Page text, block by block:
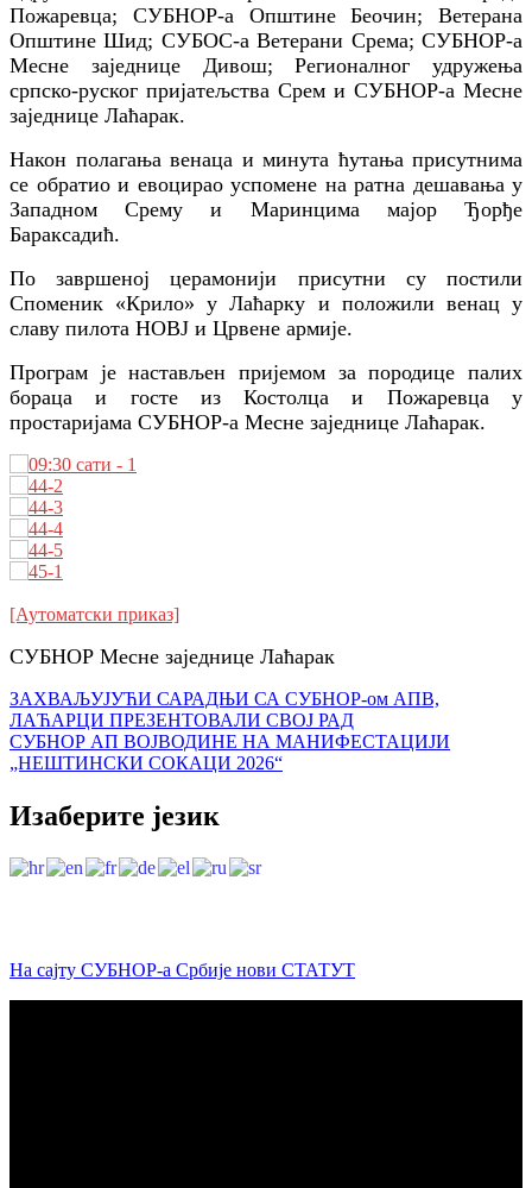
Пожаревца; СУБНОР-а Општине Беочин; Ветерана
Општине Шид; СУБОС-а Ветерани Срема; СУБНОР-а
Месне заједнице Дивош; Регионалног удружења
српско-руског пријатељства Срем и СУБНОР-а Месне
заједнице Лаћарак.
Након полагања венаца и минута ћутања присутнима
се обратио и евоцирао успомене на ратна дешавања у
Западном Срему и Маринцима мајор Ђорђе
Бараксадић.
По завршеној церамонији присутни су постили
Споменик «Крило» у Лаћарку и положили венац у
славу пилота НОВЈ и Црвене армије.
Програм је настављен пријемом за породице палих
бораца и госте из Костолца и Пожаревца у
простаријама СУБНОР-а Месне заједнице Лаћарак.
[Аутоматски приказ]
СУБНОР Месне заједнице Лаћарак
Кретање
чланка
ЗАХВАЉУЈУЋИ САРАДЊИ СА СУБНОР-ом АПВ,
ЛАЋАРЦИ ПРЕЗЕНТОВАЛИ СВОЈ РАД
СУБНОР АП ВОЈВОДИНЕ НА МАНИФЕСТАЦИЈИ
„НЕШТИНСКИ СОКАЦИ 2026“
Изаберите језик
На сајту СУБНОР-а Србије нови СТАТУТ